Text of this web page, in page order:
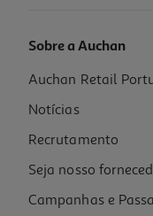
Livro Isto Começa
19.76 €/un
19,76 €
Sobre a Auchan
Auchan Retail
Notícias
Recrutamento
Seja nosso
Campanhas e